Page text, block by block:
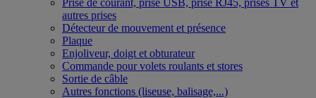
Prise de courant, prise USB, prise RJ45, prises TV et
autres prises
Détecteur de mouvement et présence
Plaque
Enjoliveur, doigt et obturateur
Commande pour volets roulants et stores
Sortie de câble
Autres fonctions (liseuse, balisage,...)